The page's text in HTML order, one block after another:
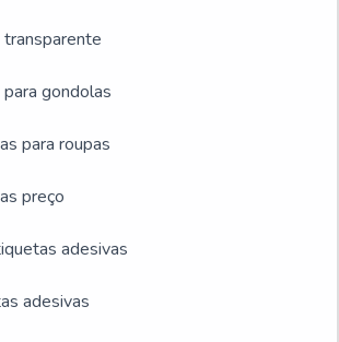
gondolas
para roupas
preço
adesivas
adesivas